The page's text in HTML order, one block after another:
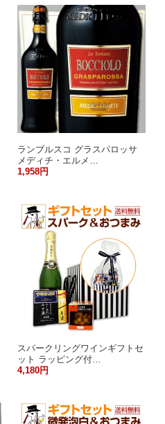
ランブルスコ グラスパロッサ
メディチ・エルメ…
1,958円
スパークリングワインギフトセ
ット ラッピング付…
4,180円